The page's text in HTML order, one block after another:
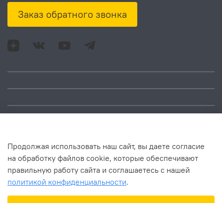
В корзину
Адрес: Москва, ул.
Заказ обратного звонка
Продолжая использовать наш сайт, вы даете согласие
на обработку файлов cookie, которые обеспечивают
правильную работу сайта и соглашаетесь с нашей
политикой конфиденциальности.